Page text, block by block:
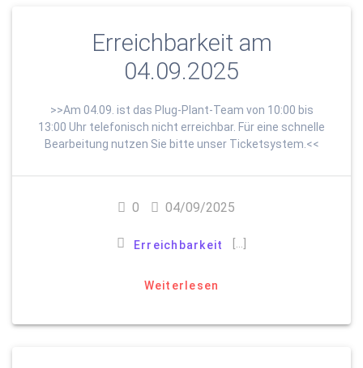
Erreichbarkeit am
04.09.2025
>>Am 04.09. ist das Plug-Plant-Team von 10:00 bis
13:00 Uhr telefonisch nicht erreichbar. Für eine schnelle
Bearbeitung nutzen Sie bitte unser Ticketsystem.<<
0 04/09/2025
Erreichbarkeit […]
Weiterlesen